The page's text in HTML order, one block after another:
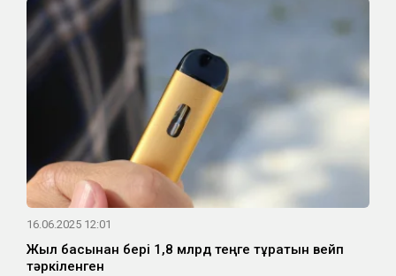
16.06.2025 12:01
Жыл басынан бері 1,8 млрд теңге тұратын вейп
тәркіленген